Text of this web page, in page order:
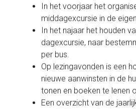
In het voorjaar het
middagexcursie in de
In het najaar het houden
dagexcursie, naar
per bus.
Op lezingavonden is een
nieuwe aanwinsten in de
tonen en boeken te lenen
Een overzicht van de